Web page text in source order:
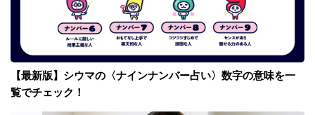
【最新版】シウマの〈ナインナンバー占い〉数字の意味を一
覧でチェック！